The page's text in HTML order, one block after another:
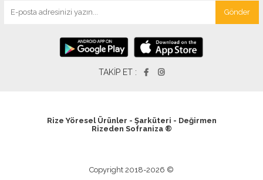
Gönder
TAKİP ET :
Rize Yöresel Ürünler - Şarküteri - Değirmen
Rizeden Sofraniza ®
Copyright 2018-2026 ©